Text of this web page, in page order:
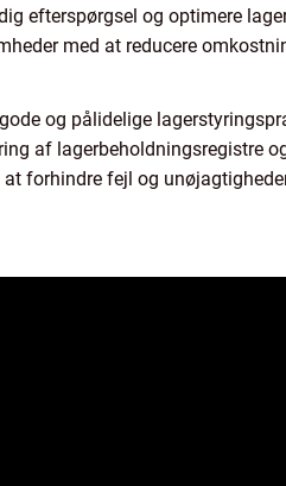
efterspørgsel og optimere
med at reducere
og pålidelige
af lagerbeholdningsregistre
forhindre fejl og